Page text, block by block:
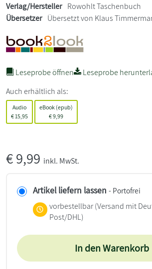
Verlag/Hersteller Rowohlt Taschenbuch
Übersetzer Übersetzt von Klaus
Leseprobe öffnen
Leseprobe
Auch erhältlich als:
Audio
€ 15,95
eBook (epub)
€9,99
€9,99 inkl. MwSt.
Artikel liefern lassen - Portofrei
vorbestellbar(Versand mit
Post/DHL)
In den Warenkorb